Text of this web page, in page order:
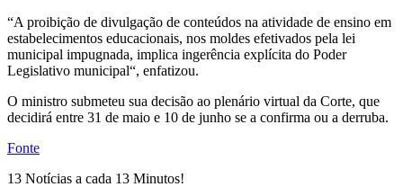
“A proibição de divulgação de conteúdos na atividade de ensino em
estabelecimentos educacionais, nos moldes efetivados pela lei
municipal impugnada, implica ingerência explícita do Poder
Legislativo municipal“, enfatizou.
O ministro submeteu sua decisão ao plenário virtual da Corte, que
decidirá entre 31 de maio e 10 de junho se a confirma ou a derruba.
Fonte
13 Notícias a cada 13 Minutos!